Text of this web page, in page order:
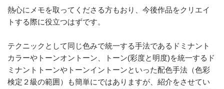
熱心にメモを取ってくださる方もおり、今後作品をクリエイ
トする際に役立つはずです。
テクニックとして同じ色みで統一する手法であるドミナント
カラーやトーンオントーン、トーン(彩度と明度)を統一するド
ミナントトーンやトーンイントーンといった配色手法（色彩
検定２級の範囲）も簡単にではありますが、紹介をさせてい